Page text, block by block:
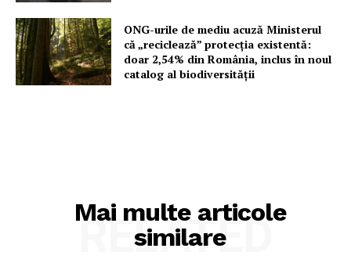
ONG-urile de mediu acuză Ministerul
că „reciclează” protecția existentă:
doar 2,54% din România, inclus în noul
catalog al biodiversității
Mai multe articole
similare
RELATED